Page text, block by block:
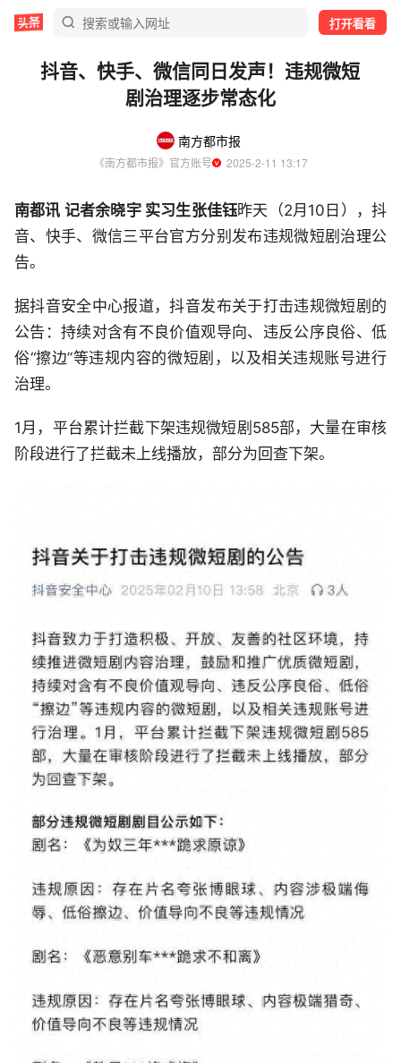
打开看看
抖音、快手、微信同日发声！违规微短
剧治理逐步常态化
南方都市报
《南方都市报》官方账号
  2025-2-11 13:17
南都讯 记者余晓宇 实习生张佳钰昨天（2月10日），抖
音、快手、微信三平台官方分别发布违规微短剧治理公
告。
据抖音安全中心报道，抖音发布关于打击违规微短剧的
公告：持续对含有不良价值观导向、违反公序良俗、低
俗“擦边”等违规内容的微短剧，以及相关违规账号进行
治理。
1月，平台累计拦截下架违规微短剧585部，大量在审核
阶段进行了拦截未上线播放，部分为回查下架。